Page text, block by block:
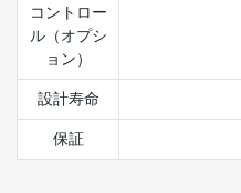
コントロー
ル（オプシ
ョン）
設計寿命
保証